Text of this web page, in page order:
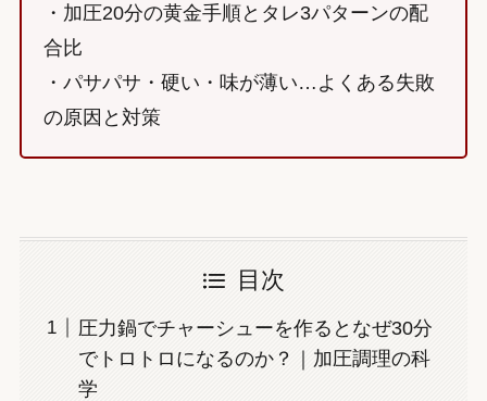
・加圧20分の黄金手順とタレ3パターンの配
合比
・パサパサ・硬い・味が薄い…よくある失敗
の原因と対策
目次
圧力鍋でチャーシューを作るとなぜ30分
でトロトロになるのか？｜加圧調理の科
学